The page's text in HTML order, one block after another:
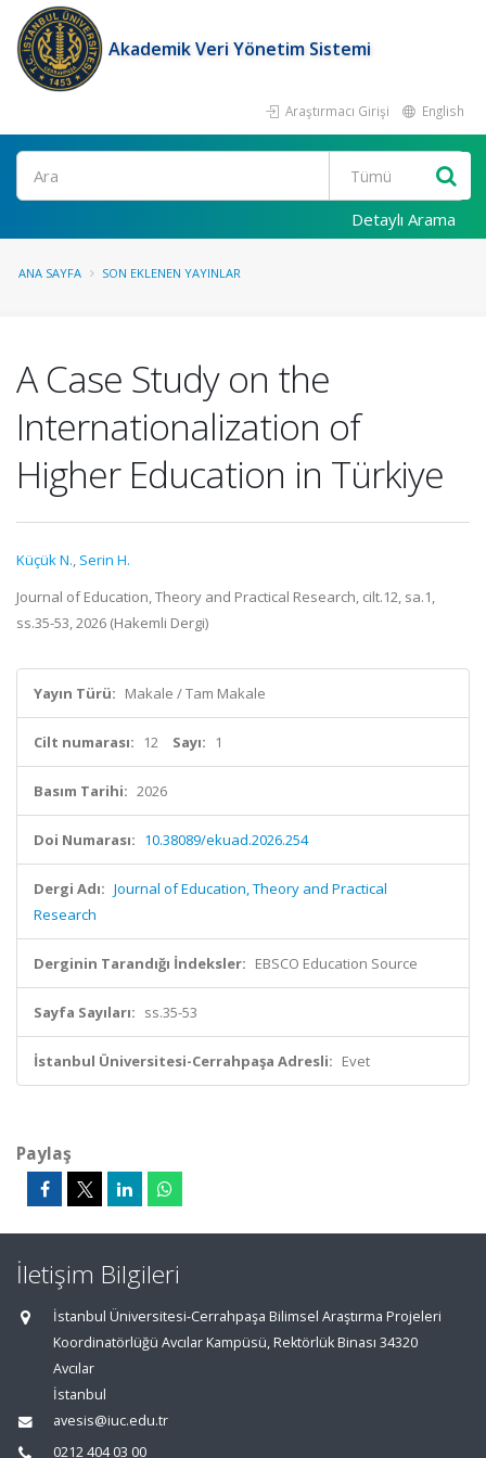
Akademik Veri Yönetim Sistemi
Araştırmacı Girişi English
Ara
Detaylı Arama
ANA SAYFA SON EKLENEN YAYINLAR
A Case Study on the
Internationalization of
Higher Education in Türkiye
Küçük N., Serin H.
Journal of Education, Theory and Practical Research, cilt.12, sa.1,
ss.35-53, 2026 (Hakemli Dergi)
Yayın Türü: Makale / Tam Makale
Cilt numarası: 12 Sayı: 1
Basım Tarihi: 2026
Doi Numarası: 10.38089/ekuad.2026.254
Dergi Adı: Journal of Education, Theory and Practical
Research
Derginin Tarandığı İndeksler: EBSCO Education Source
Sayfa Sayıları: ss.35-53
İstanbul Üniversitesi-Cerrahpaşa Adresli: Evet
Paylaş
İletişim Bilgileri
İstanbul Üniversitesi-Cerrahpaşa Bilimsel Araştırma Projeleri
Koordinatörlüğü Avcılar Kampüsü, Rektörlük Binası 34320
Avcılar
İstanbul
avesis@iuc.edu.tr
0212 404 03 00